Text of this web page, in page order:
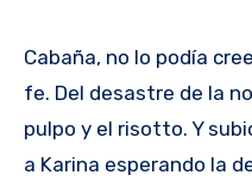
Cabaña, no lo podía
fe. Del desastre de la
pulpo y el risotto. Y
a Karina esperando la